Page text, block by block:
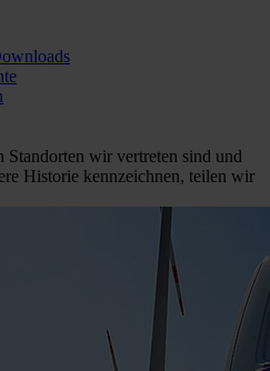
wir vertreten sind und
Historie kennzeichnen, teilen wir